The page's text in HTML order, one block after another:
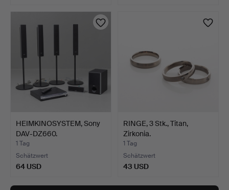
HEIMKINOSYSTEM, Sony
DAV-DZ660.
1 Tag
Schätzwert
64 USD
RINGE, 3 Stk., Titan,
Zirkonia.
1 Tag
Schätzwert
43 USD